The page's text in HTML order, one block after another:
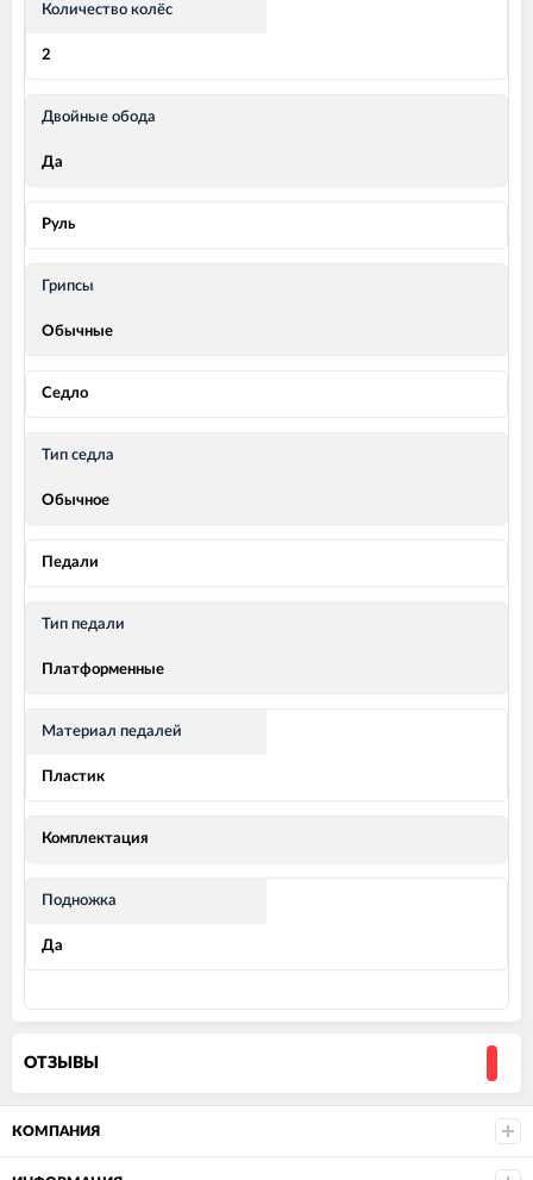
Количество колёс
2
Двойные обода
Да
Руль
Грипсы
Обычные
Седло
Тип седла
Обычное
Педали
Тип педали
Платформенные
Материал педалей
Пластик
Комплектация
Подножка
Да
ОТЗЫВЫ
КОМПАНИЯ